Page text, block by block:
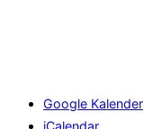
Google Kalender